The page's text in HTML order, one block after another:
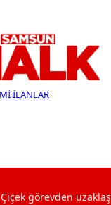
İLANLAR
uzaklaştırıldı